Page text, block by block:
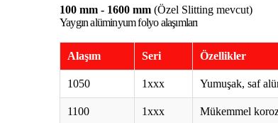
100 mm - 1600 mm (Özel Slitting mevcut)
Yaygın alüminyum folyo alaşımları
Alaşım Seri Özellikler
1050 1xxx Yumuşak, saf
1100 1xxx Mükemmel